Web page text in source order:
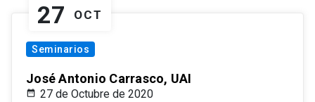
27 OCT
Seminarios
José Antonio Carrasco, UAI
27 de Octubre de 2020